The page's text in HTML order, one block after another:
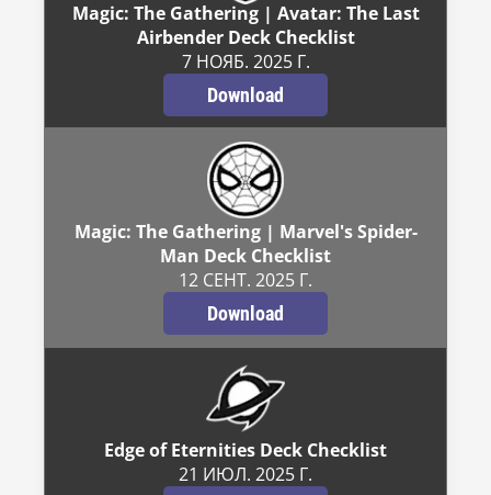
Magic: The Gathering | Avatar: The Last
Airbender Deck Checklist
7 НОЯБ. 2025 Г.
Download
Magic: The Gathering | Marvel's Spider-
Man Deck Checklist
12 СЕНТ. 2025 Г.
Download
Edge of Eternities Deck Checklist
21 ИЮЛ. 2025 Г.